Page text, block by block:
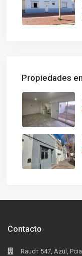
Propiedades
Contacto
Rauch 547, Azul,